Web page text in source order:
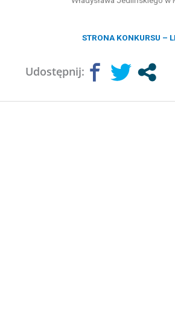
STRONA KONKURSU –
Udostępnij: